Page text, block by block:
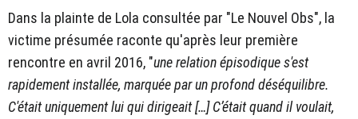
Dans la plainte de Lola consultée par "Le Nouvel Obs", la
victime présumée raconte qu'après leur première
rencontre en avril 2016, "une relation épisodique s'est
rapidement installée, marquée par un profond déséquilibre.
C'était uniquement lui qui dirigeait […] C’était quand il voulait,